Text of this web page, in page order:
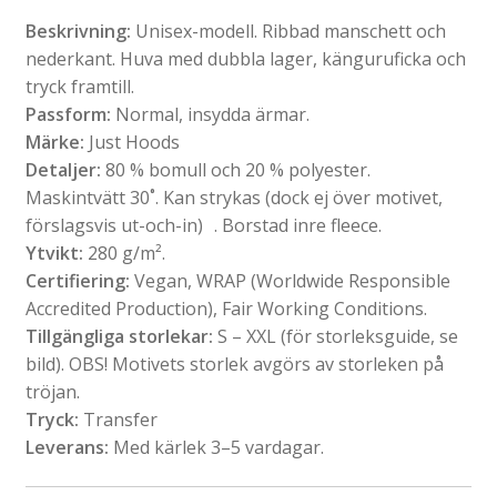
Beskrivning: Unisex-modell. Ribbad manschett och
nederkant. Huva med dubbla lager, känguruficka och
tryck framtill.
Passform: Normal, insydda ärmar.
Märke: Just Hoods
Detaljer: 80 % bomull och 20 % polyester.
Maskintvätt 30˚. Kan strykas (dock ej över motivet,
förslagsvis ut-och-in) . Borstad inre fleece.
Ytvikt: 280 g/m².
Certifiering: Vegan, WRAP (Worldwide Responsible
Accredited Production), Fair Working Conditions.
Tillgängliga storlekar: S – XXL (för storleksguide, se
bild). OBS! Motivets storlek avgörs av storleken på
tröjan.
Tryck: Transfer
Leverans: Med kärlek 3–5 vardagar.